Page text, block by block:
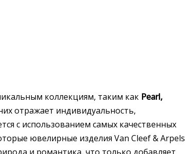
коллекциям, таким как Pearl,
отражает индивидуальность,
с использованием самых качественных
ювелирные изделия Van Cleef & Arpels